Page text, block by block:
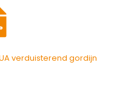
verduisterend gordijn